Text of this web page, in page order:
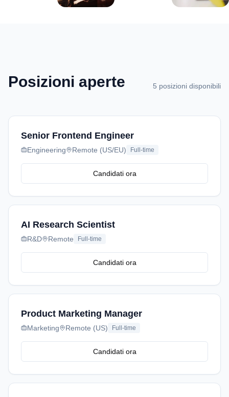
Posizioni aperte 5 posizioni disponibili
Senior Frontend Engineer
Engineering Remote (US/EU) Full-time
Candidati ora
AI Research Scientist
R&D Remote Full-time
Candidati ora
Product Marketing Manager
Marketing Remote (US) Full-time
Candidati ora